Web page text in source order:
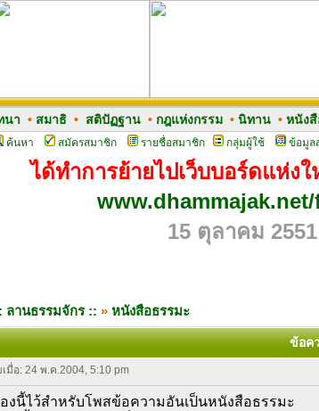
นา • สมาธิ• สติปัฏฐาน• กฎแห่งกรรม• นิทาน• หนังสื
ค้นหา สมัครสมาชิก รายชื่อสมาชิก กลุ่มผู้ใช้ ข้อมูล
ได้ทำการย้ายไปเว็บบอร์ดแห่ง
15 ตุลาคม 2551
ลานธรรมจักร :: » หนังสือธรรมะ
ข้อค
มื่อ: 24 พ.ค.2004, 5:10 pm
งนี้ไว้สำหรับโพสข้อความอันเป็นหนังสือธรรมะ